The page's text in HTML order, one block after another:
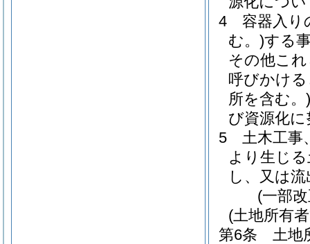
4
容器入り
む。)する
その他こ
呼びかけ
所を含む。)
び資源化
5
土木工事
より生じ
し、又は
(一部
(土地所有
第6条
土地